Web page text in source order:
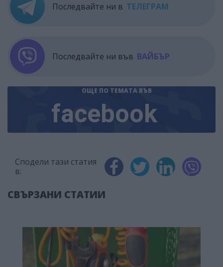
Последвайте ни в ТЕЛЕГРАМ
Последвайте ни във ВАЙБЪР
ОЩЕ ПО ТЕМАТА ВЪВ
facebook
Сподели тази статия
в:
СВЪРЗАНИ СТАТИИ